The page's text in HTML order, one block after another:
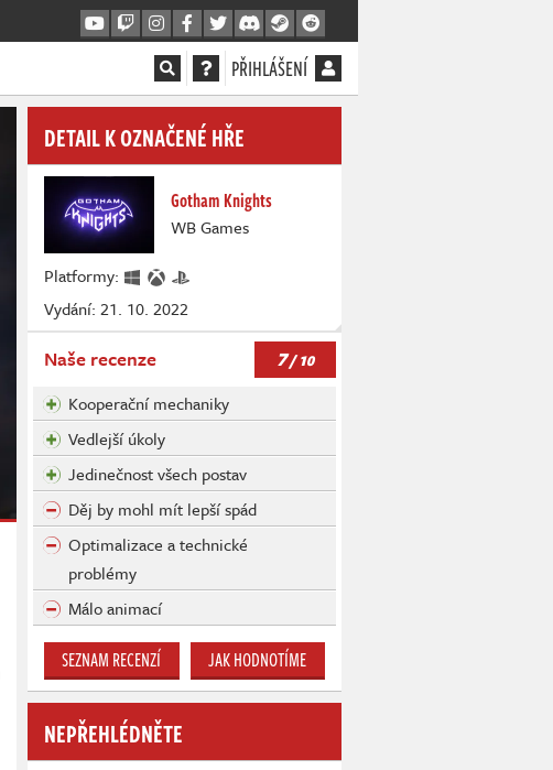
PŘIHLÁŠENÍ
DETAIL K OZNAČENÉ HŘE
Gotham Knights
WB Games
Platformy:
Vydání: 21. 10. 2022
Naše recenze 7/ 10
Kooperační mechaniky
Vedlejší úkoly
Jedinečnost všech postav
Děj by mohl mít lepší spád
Optimalizace a technické
problémy
Málo animací
SEZNAM RECENZÍ JAK HODNOTÍME
NEPŘEHLÉDNĚTE